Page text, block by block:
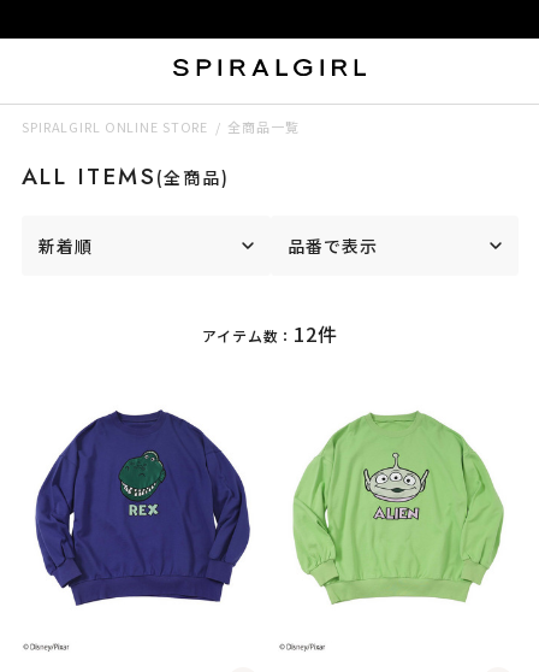
SPIRALGIRL ONLINE STORE 全商品一覧
ALL ITEMS (全商品)
新着順 品番で表示
アイテム数： 12件